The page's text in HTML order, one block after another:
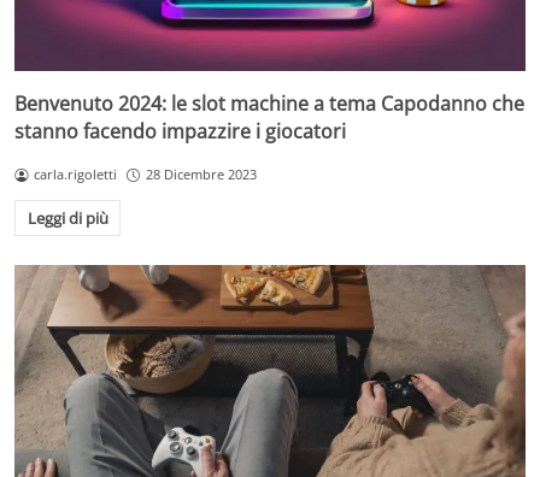
Benvenuto 2024: le slot machine a tema Capodanno che
stanno facendo impazzire i giocatori
carla.rigoletti 28 Dicembre 2023
Leggi di più